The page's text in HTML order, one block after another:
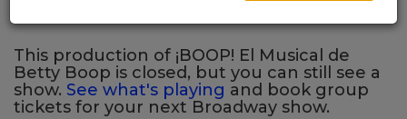
This production of ¡BOOP! El Musical de
Betty Boop is closed, but you can still see a
show. See what's playing and book group
tickets for your next Broadway show.